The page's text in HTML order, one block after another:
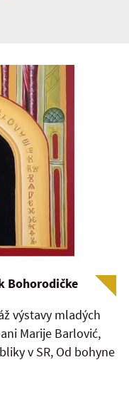
k Bohorodičke
výstavy mladých
Marije Barlović,
v SR, Od bohyne